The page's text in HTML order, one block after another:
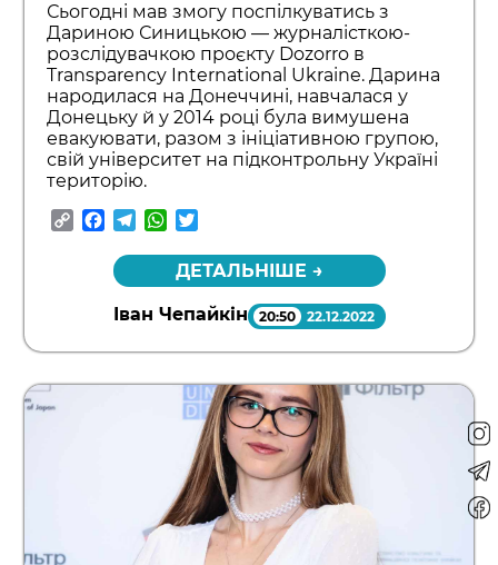
Сьогодні мав змогу поспілкуватись з
Дариною Синицькою — журналісткою-
розслідувачкою проєкту Dozorro в
Transparency International Ukraine. Дарина
народилася на Донеччині, навчалася у
Донецьку й у 2014 році була вимушена
евакуювати, разом з ініціативною групою,
свій університет на підконтрольну Україні
територію.
CopyFacebook
TelegramWhatsApp
ДЕТАЛЬНІШЕ →
Іван Чепайкін 20:50 22.12.2022